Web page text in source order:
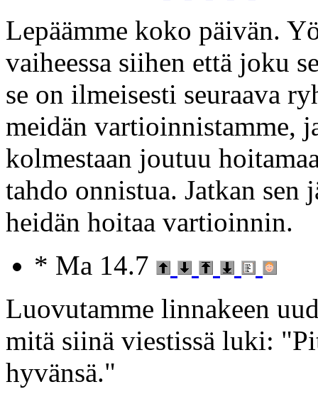
Lepäämme koko päivän.
vaiheessa siihen että joku
se on ilmeisesti seuraava
meidän vartioinnistamme,
kolmestaan joutuu
tahdo onnistua. Jatkan sen
heidän hoitaa vartioinnin.
* Ma 14.7
Luovutamme linnakeen
mitä siinä viestissä luki:
hyvänsä."